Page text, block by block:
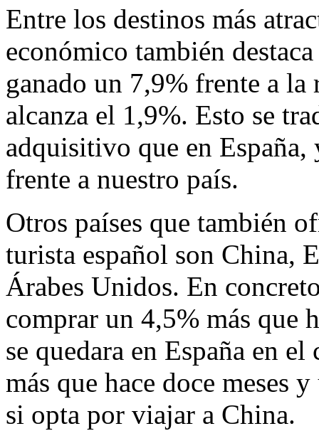
Entre los destinos más
económico también
ganado un 7,9% frente a
alcanza el 1,9%. Esto se
adquisitivo que en
frente a nuestro país.
Otros países que también
turista español son China,
Árabes Unidos. En
comprar un 4,5% más que
se quedara en España en
más que hace doce meses
si opta por viajar a China.